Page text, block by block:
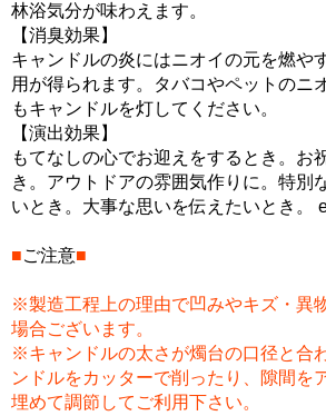
林浴気分が味わえます。
【消臭効果】
キャンドルの炎にはニオイの元を燃や
用が得られます。タバコやペットのニ
もキャンドルを灯してください。
【演出効果】
もてなしの心でお迎えをするとき。お
き。アウトドアの雰囲気作りに。特別
いとき。大事な思いを伝えたいとき。
■ご注意■
※製造工程上の理由で凹みやキズ・異
場合ございます。
※キャンドルの太さが燭台の口径と合
ンドルをカッターで削ったり、隙間を
埋めて調節してご利用下さい。